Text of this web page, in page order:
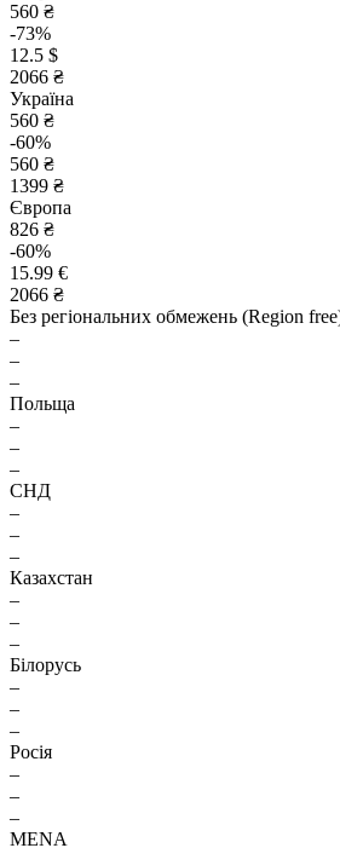
560 ₴
-73%
12.5 $
2066 ₴
Україна
560 ₴
-60%
560 ₴
1399 ₴
Європа
826 ₴
-60%
15.99 €
2066 ₴
Без регіональних обмежень (Region
–
–
–
Польща
–
–
–
СНД
–
–
–
Казахстан
–
–
–
Білорусь
–
–
–
Росія
–
–
–
MENA